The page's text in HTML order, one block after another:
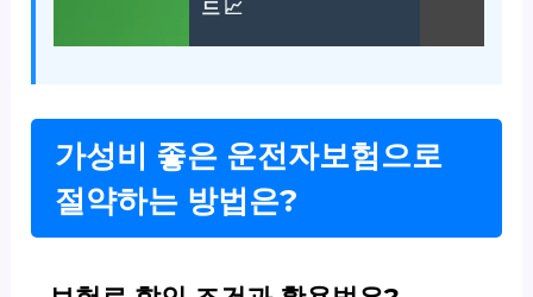
드 📈
가성비 좋은 운전자보험으로
절약하는 방법은?